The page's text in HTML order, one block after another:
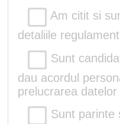
Am citit si
detaliile
Sunt
dau acordul
prelucrarea datelor
Sunt parinte